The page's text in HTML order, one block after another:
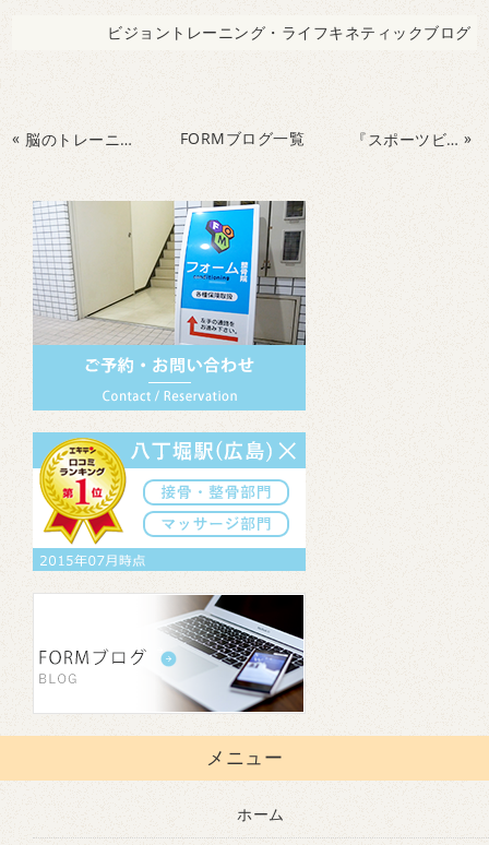
ビジョントレーニング・ライフキネティックブログ
« 脳のトレーニングをしませんか？？ FORMブログ一覧 『スポーツビジョン』開催されました！ »
メニュー
ホーム